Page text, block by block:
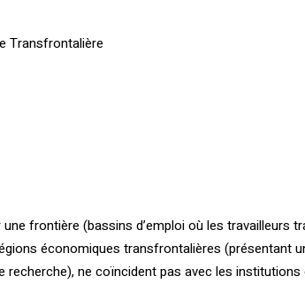
Transfrontalière
frontière (bassins d’emploi où les travailleurs
économiques transfrontalières (présentant
ne coïncident pas avec les institutions